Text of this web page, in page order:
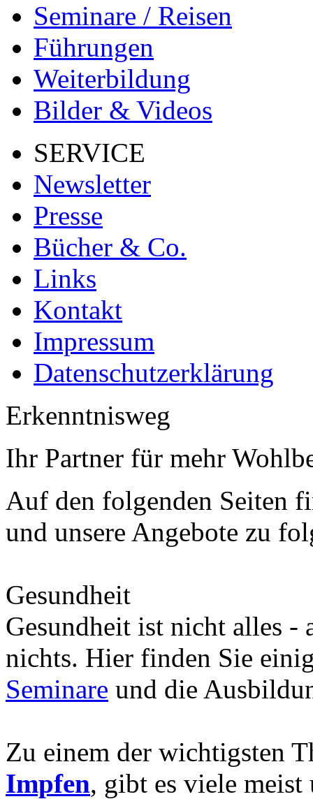
Seminare / Reisen
Führungen
Weiterbildung
Bilder & Videos
SERVICE
Newsletter
Presse
Bücher & Co.
Links
Kontakt
Impressum
Datenschutzerklärung
Erkenntnisweg
Ihr Partner für mehr
Auf den folgenden Seiten
und unsere Angebote zu
Gesundheit
Gesundheit ist nicht alles -
nichts. Hier finden Sie
Seminare und die
Zu einem der wichtigsten
Impfen, gibt es viele